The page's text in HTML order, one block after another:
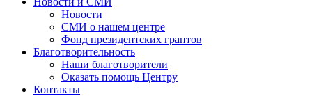
Новости
СМИ о нашем центре
Фонд президентских грантов
Благотворительность
Наши благотворители
Оказать помощь Центру
Контакты